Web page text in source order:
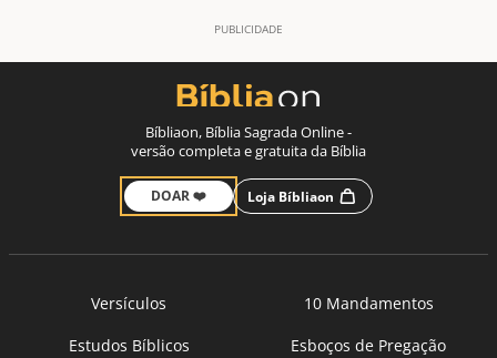
Bíbliaon, Bíblia Sagrada Online -
versão completa e gratuita da Bíblia
DOAR ❤️ Loja Bíbliaon
Versículos
10 Mandamentos
Estudos Bíblicos
Esboços de Pregação